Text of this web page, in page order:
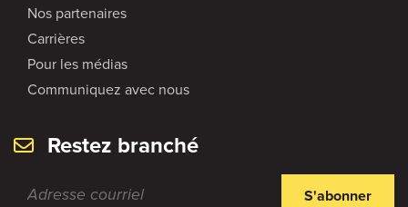
Nos partenaires
Carrières
Pour les médias
Communiquez avec nous
Restez branché
S'abonner